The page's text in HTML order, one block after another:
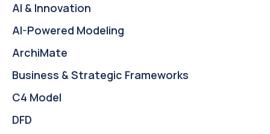
AI & Innovation
AI-Powered Modeling
ArchiMate
Business & Strategic Frameworks
C4 Model
DFD